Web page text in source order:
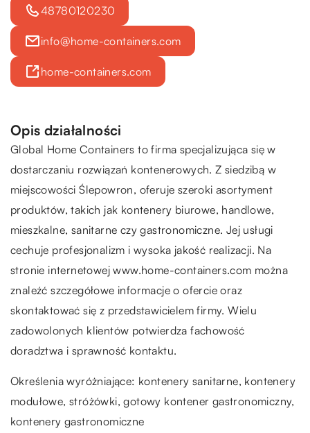
48780120230
info@home-containers.com
home-containers.com
Opis działalności
Global Home Containers to firma specjalizująca się w
dostarczaniu rozwiązań kontenerowych. Z siedzibą w
miejscowości Ślepowron, oferuje szeroki asortyment
produktów, takich jak kontenery biurowe, handlowe,
mieszkalne, sanitarne czy gastronomiczne. Jej usługi
cechuje profesjonalizm i wysoka jakość realizacji. Na
stronie internetowej www.home-containers.com można
znaleźć szczegółowe informacje o ofercie oraz
skontaktować się z przedstawicielem firmy. Wielu
zadowolonych klientów potwierdza fachowość
doradztwa i sprawność kontaktu.
Określenia wyróżniające: kontenery sanitarne, kontenery
modułowe, stróżówki,gotowy kontener gastronomiczny,
kontenery gastronomiczne